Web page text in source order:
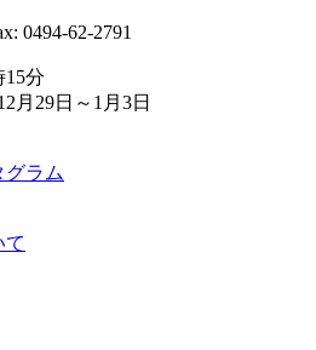
0494-62-2791
15分
月29日～1月3日
グラム
て